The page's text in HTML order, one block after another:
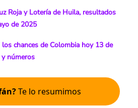
Roja y Lotería de Huila, resultados
de 2025
chances de Colombia hoy 13 de
números
Te lo resumimos